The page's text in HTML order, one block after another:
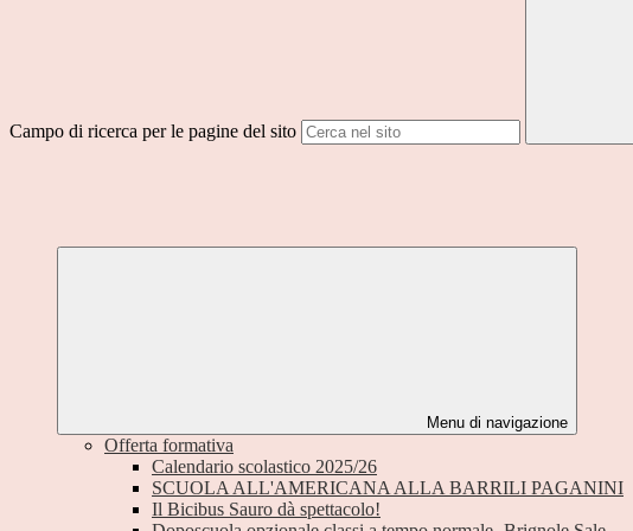
Campo di ricerca per le pagine del sito
Menu di navigazione
Offerta formativa
Calendario scolastico 2025/26
SCUOLA ALL'AMERICANA ALLA BARRILI PAGANINI
Il Bicibus Sauro dà spettacolo!